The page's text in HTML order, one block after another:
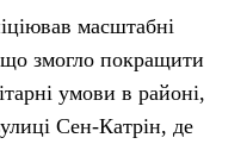
масштабні
змогло покращити
умови в районі,
Сен-Катрін, де